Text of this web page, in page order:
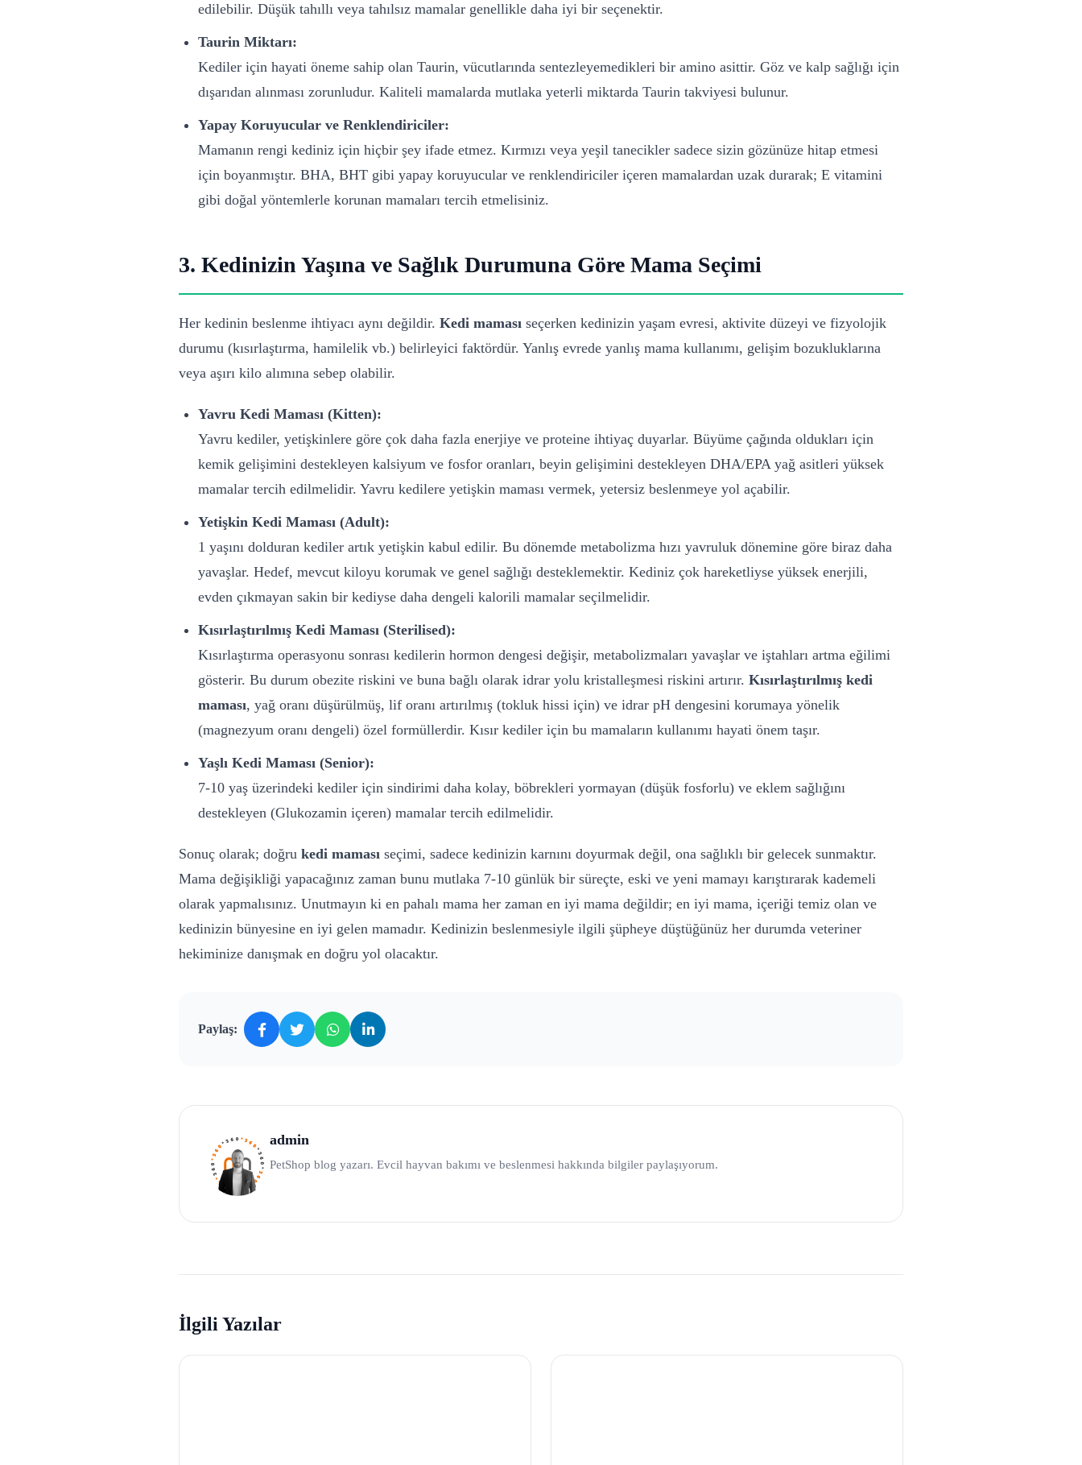
edilebilir. Düşük tahıllı veya tahılsız mamalar genellikle daha iyi bir seçenektir.
Taurin Miktarı:
Kediler için hayati öneme sahip olan Taurin, vücutlarında sentezleyemedikleri bir amino asittir. Göz ve kalp sağlığı için
dışarıdan alınması zorunludur. Kaliteli mamalarda mutlaka yeterli miktarda Taurin takviyesi bulunur.
Yapay Koruyucular ve Renklendiriciler:
Mamanın rengi kediniz için hiçbir şey ifade etmez. Kırmızı veya yeşil tanecikler sadece sizin gözünüze hitap etmesi
için boyanmıştır. BHA, BHT gibi yapay koruyucular ve renklendiriciler içeren mamalardan uzak durarak; E vitamini
gibi doğal yöntemlerle korunan mamaları tercih etmelisiniz.
3. Kedinizin Yaşına ve Sağlık Durumuna Göre Mama Seçimi
Her kedinin beslenme ihtiyacı aynı değildir. Kedi maması seçerken kedinizin yaşam evresi, aktivite düzeyi ve fizyolojik
durumu (kısırlaştırma, hamilelik vb.) belirleyici faktördür. Yanlış evrede yanlış mama kullanımı, gelişim bozukluklarına
veya aşırı kilo alımına sebep olabilir.
Yavru Kedi Maması (Kitten):
Yavru kediler, yetişkinlere göre çok daha fazla enerjiye ve proteine ihtiyaç duyarlar. Büyüme çağında oldukları için
kemik gelişimini destekleyen kalsiyum ve fosfor oranları, beyin gelişimini destekleyen DHA/EPA yağ asitleri yüksek
mamalar tercih edilmelidir. Yavru kedilere yetişkin maması vermek, yetersiz beslenmeye yol açabilir.
Yetişkin Kedi Maması (Adult):
1 yaşını dolduran kediler artık yetişkin kabul edilir. Bu dönemde metabolizma hızı yavruluk dönemine göre biraz daha
yavaşlar. Hedef, mevcut kiloyu korumak ve genel sağlığı desteklemektir. Kediniz çok hareketliyse yüksek enerjili,
evden çıkmayan sakin bir kediyse daha dengeli kalorili mamalar seçilmelidir.
Kısırlaştırılmış Kedi Maması (Sterilised):
Kısırlaştırma operasyonu sonrası kedilerin hormon dengesi değişir, metabolizmaları yavaşlar ve iştahları artma eğilimi
gösterir. Bu durum obezite riskini ve buna bağlı olarak idrar yolu kristalleşmesi riskini artırır. Kısırlaştırılmış kedi
maması, yağ oranı düşürülmüş, lif oranı artırılmış (tokluk hissi için) ve idrar pH dengesini korumaya yönelik
(magnezyum oranı dengeli) özel formüllerdir. Kısır kediler için bu mamaların kullanımı hayati önem taşır.
Yaşlı Kedi Maması (Senior):
7-10 yaş üzerindeki kediler için sindirimi daha kolay, böbrekleri yormayan (düşük fosforlu) ve eklem sağlığını
destekleyen (Glukozamin içeren) mamalar tercih edilmelidir.
Sonuç olarak; doğru kedi maması seçimi, sadece kedinizin karnını doyurmak değil, ona sağlıklı bir gelecek sunmaktır.
Mama değişikliği yapacağınız zaman bunu mutlaka 7-10 günlük bir süreçte, eski ve yeni mamayı karıştırarak kademeli
olarak yapmalısınız. Unutmayın ki en pahalı mama her zaman en iyi mama değildir; en iyi mama, içeriği temiz olan ve
kedinizin bünyesine en iyi gelen mamadır. Kedinizin beslenmesiyle ilgili şüpheye düştüğünüz her durumda veteriner
hekiminize danışmak en doğru yol olacaktır.
Paylaş:
admin
PetShop blog yazarı. Evcil hayvan bakımı ve beslenmesi hakkında bilgiler paylaşıyorum.
İlgili Yazılar